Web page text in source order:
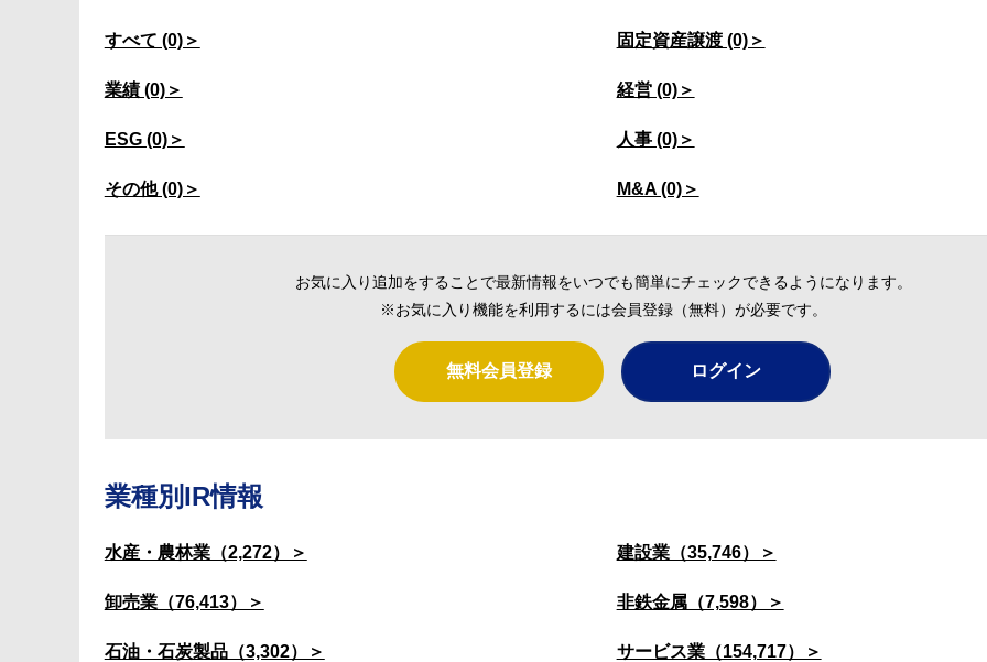
すべて (0)＞ 固定資産譲渡 (0)＞
業績 (0)＞ 経営 (0)＞
ESG (0)＞ 人事 (0)＞
その他 (0)＞ M&A (0)＞
お気に入り追加をすることで最新情報をいつでも簡単にチェックできるようになります。
※お気に入り機能を利用するには会員登録（無料）が必要です。
無料会員登録 ログイン
業種別IR情報
水産・農林業（2,272）＞ 建設業（35,746）＞
卸売業（76,413）＞ 非鉄金属（7,598）＞
石油・石炭製品（3,302）＞ サービス業（154,717）＞